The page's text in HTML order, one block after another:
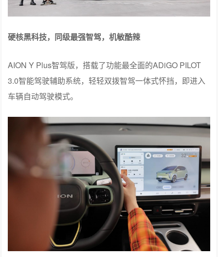
硬核黑科技，同级最强智驾，机敏酷辣
AION Y Plus智驾版，搭载了功能最全面的ADiGO PILOT
3.0智能驾驶辅助系统，轻轻双拨智驾一体式怀挡，即进入
车辆自动驾驶模式。